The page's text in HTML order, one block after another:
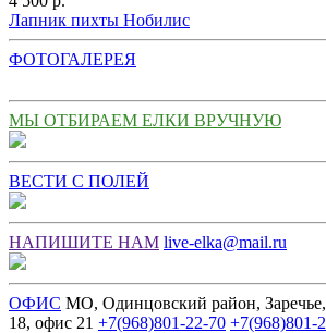
Лапник пихты Нобилис
ФОТОГАЛЕРЕЯ
МЫ ОТБИРАЕМ ЕЛКИ ВРУЧНУЮ
ВЕСТИ С ПОЛЕЙ
НАПИШИТЕ НАМ live-elka@mail.ru
ОФИС МО, Одинцовский район, Заречье,
18, офис 21 +7(968)801-22-70 +7(968)801-